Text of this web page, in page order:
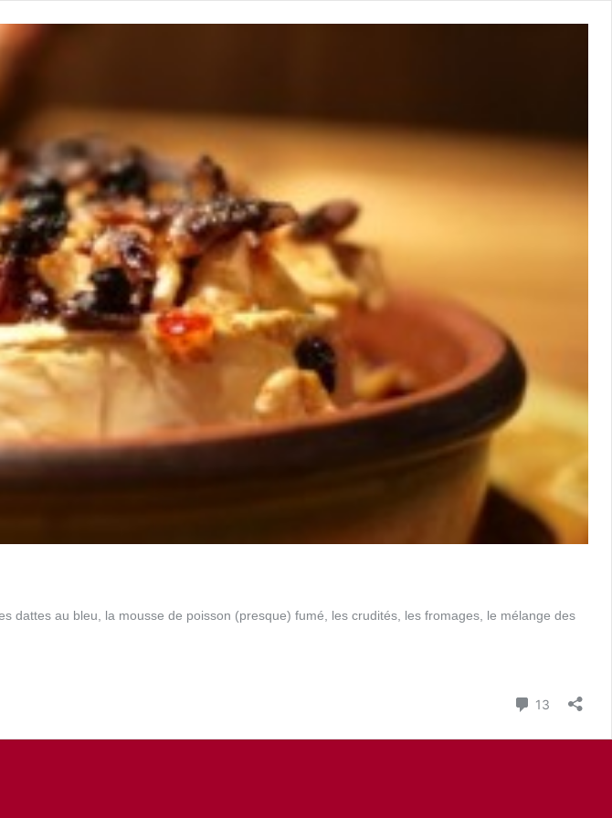
dattes au bleu, la mousse de poisson (presque) fumé, les crudités, les fromages, le mélange des
13